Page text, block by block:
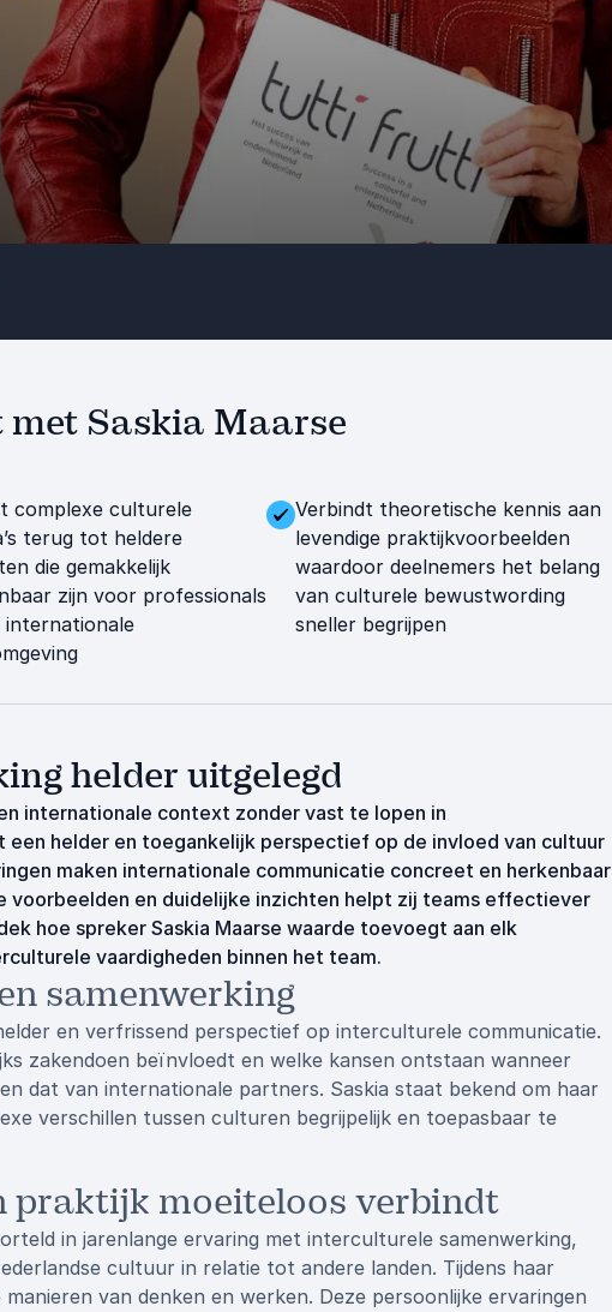
Saskia Maarse
complexe culturele
terug tot heldere
die gemakkelijk
zijn voor professionals
internationale
Verbindt theoretische kennis aan
levendige praktijkvoorbeelden
waardoor deelnemers het belang
van culturele bewustwording
sneller begrijpen
helder uitgelegd
internationale context zonder vast te lopen in
een helder en toegankelijk perspectief op de invloed van cultuur
maken internationale communicatie concreet en herkenbaar
voorbeelden en duidelijke inzichten helpt zij teams effectiever
hoe spreker Saskia Maarse waarde toevoegt aan elk
vaardigheden binnen het team.
samenwerking
en verfrissend perspectief op interculturele communicatie.
zakendoen beïnvloedt en welke kansen ontstaan wanneer
dat van internationale partners. Saskia staat bekend om haar
verschillen tussen culturen begrijpelijk en toepasbaar te
praktijk moeiteloos verbindt
in jarenlange ervaring met interculturele samenwerking,
cultuur in relatie tot andere landen. Tijdens haar
van denken en werken. Deze persoonlijke ervaringen